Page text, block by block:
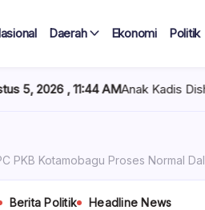
Daerah Ekonomi Politik
Dishub Bolsel Tercatat
PKB Kotamobagu Proses Normal
Berita Politik Headline News